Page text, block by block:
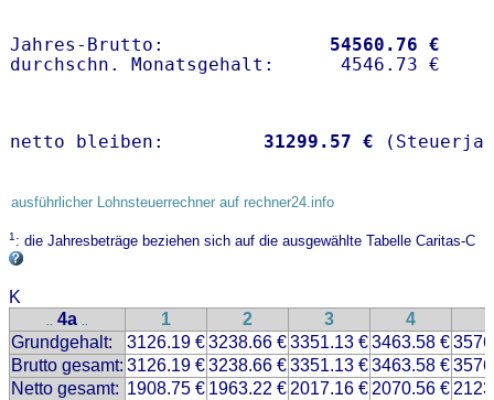
Jahres-Brutto: 54560.76 €
netto bleiben: 31299.57 €
ausführlicher Lohnsteuerrechner auf rechner24.info
1: die Jahresbeträge beziehen sich auf die ausgewählte Tabelle Caritas-C
K
.. 4a .. 1 2 3 4
Grundgehalt:
3126.19 €3238.66 €3351.13 €3463.58 €
Brutto gesamt: 3126.19 €3238.66 €3351.13 €3463.58 €
Netto gesamt: 1908.75 € 1963.22 € 2017.16 € 2070.56 €